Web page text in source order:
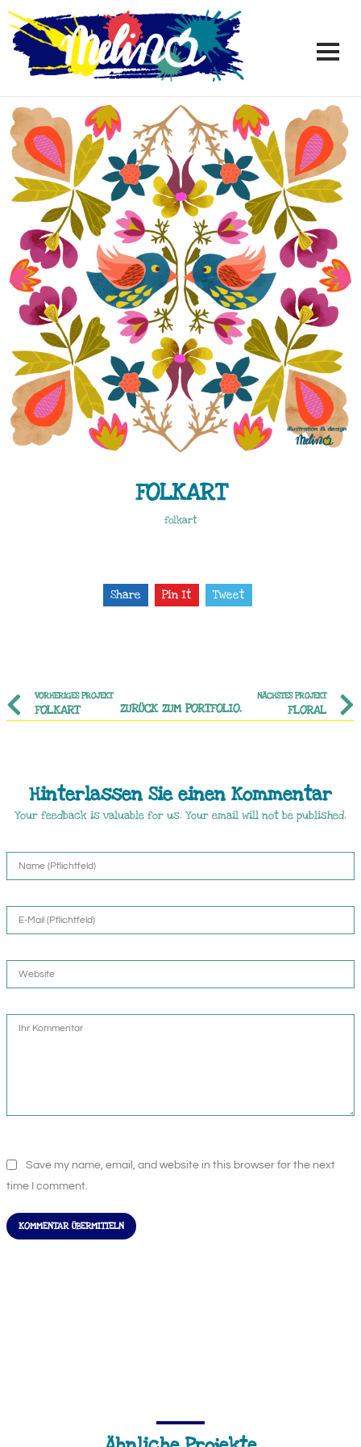
FOLKART
folkart
Share Pin It Tweet
VORHERIGES PROJEKT
FOLKART
NÄCHSTES PROJEKT
FLORAL
ZURÜCK ZUM PORTFOLIO.
Hinterlassen Sie einen Kommentar
Your feedback is valuable for us. Your email will not be published.
Save my name, email, and website in this browser for the next
time I comment.
KOMMENTAR ÜBERMITTELN